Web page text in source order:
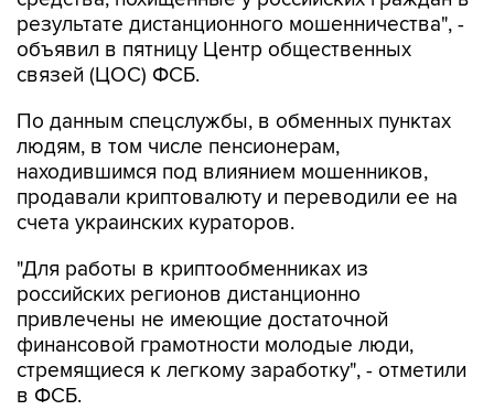
результате дистанционного мошенничества", -
объявил в пятницу Центр общественных
связей (ЦОС) ФСБ.
По данным спецслужбы, в обменных пунктах
людям, в том числе пенсионерам,
находившимся под влиянием мошенников,
продавали криптовалюту и переводили ее на
счета украинских кураторов.
"Для работы в криптообменниках из
российских регионов дистанционно
привлечены не имеющие достаточной
финансовой грамотности молодые люди,
стремящиеся к легкому заработку", - отметили
в ФСБ.